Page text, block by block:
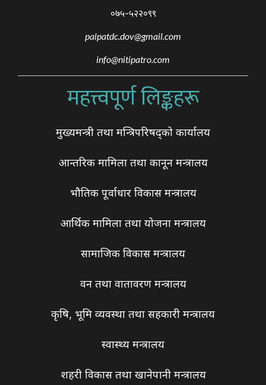
०७५-५२२०९९
palpatdc.dov@gmail.com
info@nitipatro.com
महत्त्वपूर्ण लिङ्कहरू
मुख्यमन्त्री तथा मन्त्रिपरिषद्को कार्यालय
आन्तरिक मामिला तथा कानून मन्त्रालय
भौतिक पूर्वाधार विकास मन्त्रालय
आर्थिक मामिला तथा योजना मन्त्रालय
सामाजिक विकास मन्त्रालय
वन तथा वातावरण मन्त्रालय
कृषि, भूमि व्यवस्था तथा सहकारी मन्त्रालय
स्वास्थ्य मन्त्रालय
शहरी विकास तथा खानेपानी मन्त्रालय